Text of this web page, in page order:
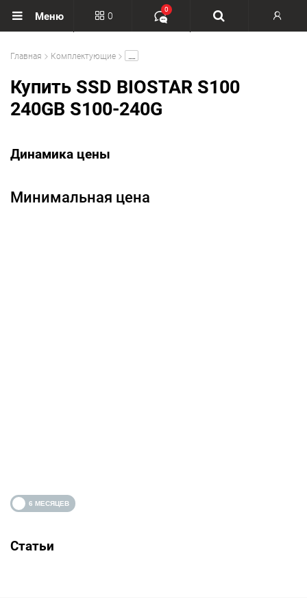
Меню 0
0
Главная Комплектующие
Купить SSD BIOSTAR S100
240GB S100-240G
Динамика цены
Минимальная цена
Статьи